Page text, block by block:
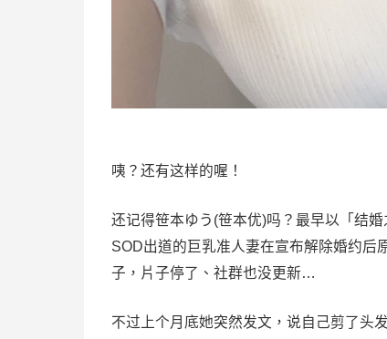
咦？还有这样的喔！
还记得笹本ゆう (笹本优)吗？最早以「结
SOD出道的巨乳准人妻在宣布解除婚约后
子，片子停了、社群也没更新…
不过上个月底她突然发文，说自己剪了头